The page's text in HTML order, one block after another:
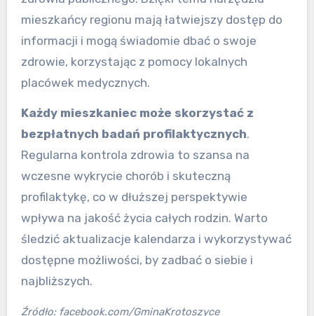
mieszkańcy regionu mają łatwiejszy dostęp do
informacji i mogą świadomie dbać o swoje
zdrowie, korzystając z pomocy lokalnych
placówek medycznych.
Każdy mieszkaniec może skorzystać z
bezpłatnych badań profilaktycznych.
Regularna kontrola zdrowia to szansa na
wczesne wykrycie chorób i skuteczną
profilaktykę, co w dłuższej perspektywie
wpływa na jakość życia całych rodzin. Warto
śledzić aktualizacje kalendarza i wykorzystywać
dostępne możliwości, by zadbać o siebie i
najbliższych.
Źródło: facebook.com/GminaKrotoszyce